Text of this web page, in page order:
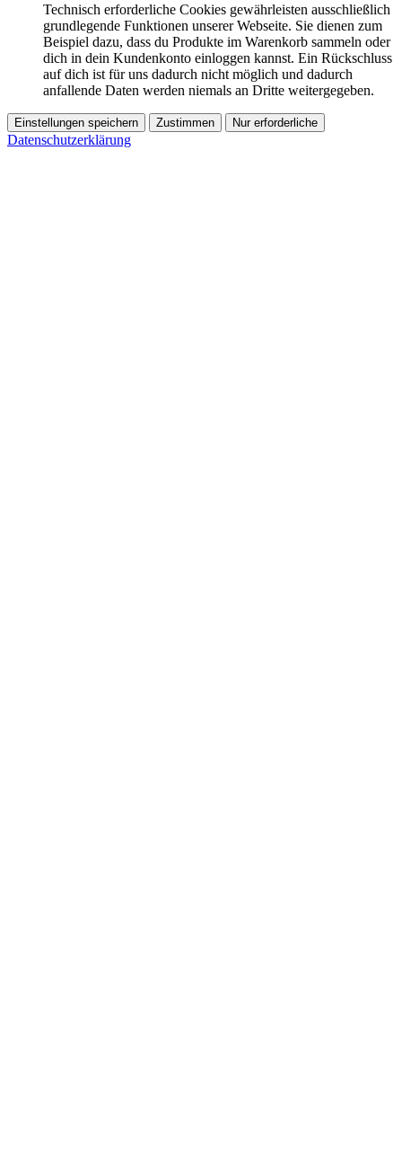
Technisch erforderliche Cookies gewährleisten ausschließlich
grundlegende Funktionen unserer Webseite. Sie dienen zum
Beispiel dazu, dass du Produkte im Warenkorb sammeln oder
dich in dein Kundenkonto einloggen kannst. Ein Rückschluss
auf dich ist für uns dadurch nicht möglich und dadurch
anfallende Daten werden niemals an Dritte weitergegeben.
Einstellungen speichern Zustimmen Nur erforderliche
Datenschutzerklärung